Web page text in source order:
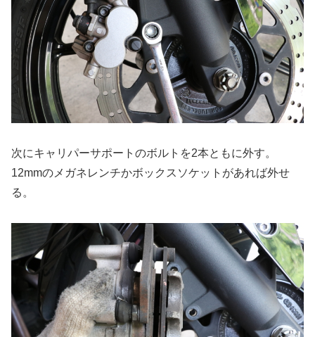
次にキャリパーサポートのボルトを2本ともに外す。
12mmのメガネレンチかボックスソケットがあれば外せ
る。